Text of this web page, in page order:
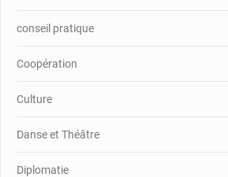
conseil pratique
Coopération
Culture
Danse et Théâtre
Diplomatie